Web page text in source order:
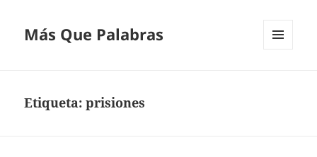
Más Que Palabras
Etiqueta:prisiones